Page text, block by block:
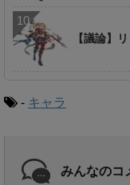
【議論】
- キャラ
みんなのコ